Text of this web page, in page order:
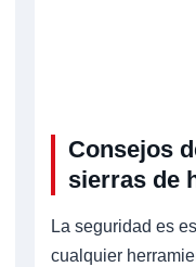
Consejos
sierras de
La seguridad es
cualquier